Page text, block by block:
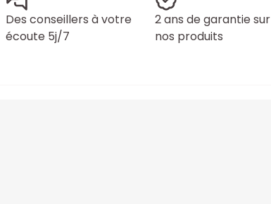
Des conseillers à votre
écoute 5j/7
2 ans de garantie sur
nos produits